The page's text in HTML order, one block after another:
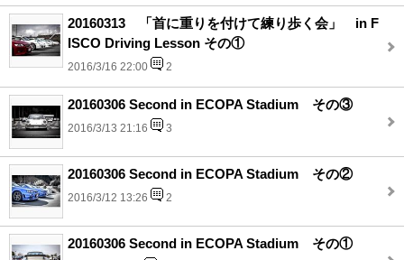
20160313 「首に重りを付けて練り歩く会」 in F
ISCO Driving Lesson その①
2016/3/16 22:00 2
20160306 Second in ECOPA Stadium その③
2016/3/13 21:16 3
20160306 Second in ECOPA Stadium その②
2016/3/12 13:26 2
20160306 Second in ECOPA Stadium その①